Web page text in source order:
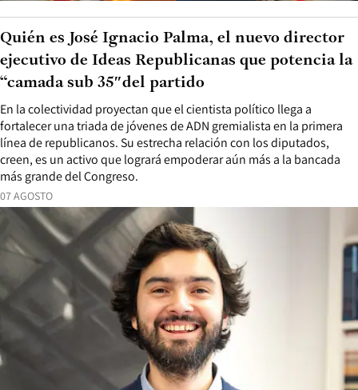
07 AGOSTO
En la colectividad proyectan que el cientista político llega a
fortalecer una triada de jóvenes de ADN gremialista en la primera
línea de republicanos. Su estrecha relación con los diputados,
creen, es un activo que logrará empoderar aún más a la bancada
más grande del Congreso.
Quién es José Ignacio Palma, el nuevo director
ejecutivo de Ideas Republicanas que potencia la
“camada sub 35″del partido